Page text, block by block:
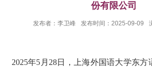
份有限公司
发布者：李卫峰 发布时间：2025-09-09
2025年5 月 28日，上海外国语大学东方